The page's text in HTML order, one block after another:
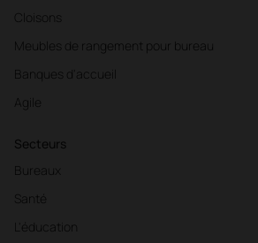
Cloisons
Meubles de rangement pour bureau
Banques d'accueil
Agile
Secteurs
Bureaux
Santé
L'éducation